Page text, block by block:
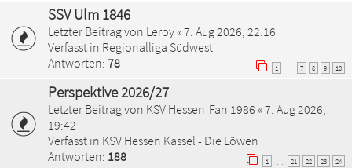
SSV Ulm 1846
Letzter Beitrag von Leroy«7. Aug 2026, 22:16
Verfasst in Regionalliga Südwest
Antworten: 78 1 … 7 8 9 10
Perspektive 2026/27
Letzter Beitrag von KSV Hessen-Fan 1986 «7. Aug 2026,
19:42
Verfasst in KSV Hessen Kassel - Die Löwen
Antworten: 188 1 … 21 22 23 24